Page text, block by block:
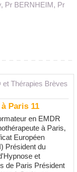
Thérapies Brèves
Paris 11
en EMDR
à Paris,
Européen
Président du
et
de Paris Président
, Pr BERNHEIM, Pr